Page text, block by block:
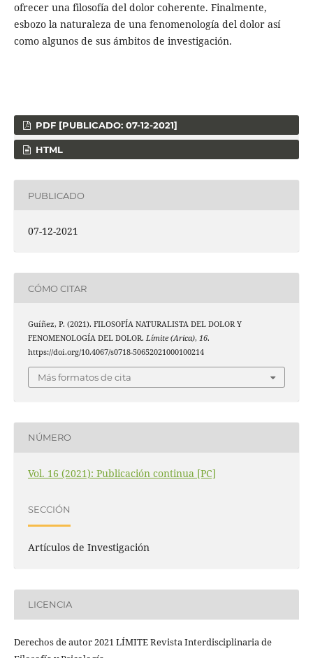
ofrecer una filosofía del dolor coherente. Finalmente,
esbozo la naturaleza de una fenomenología del dolor así
como algunos de sus ámbitos de investigación.
PDF [PUBLICADO: 07-12-2021]
HTML
PUBLICADO
07-12-2021
CÓMO CITAR
Guíñez, P. (2021). FILOSOFÍA NATURALISTA DEL DOLOR Y
FENOMENOLOGÍA DEL DOLOR. Límite (Arica), 16.
https://doi.org/10.4067/s0718-50652021000100214
Más formatos de cita
NÚMERO
Vol. 16 (2021): Publicación continua [PC]
SECCIÓN
Artículos de Investigación
LICENCIA
Derechos de autor 2021 LÍMITE Revista Interdisciplinaria de